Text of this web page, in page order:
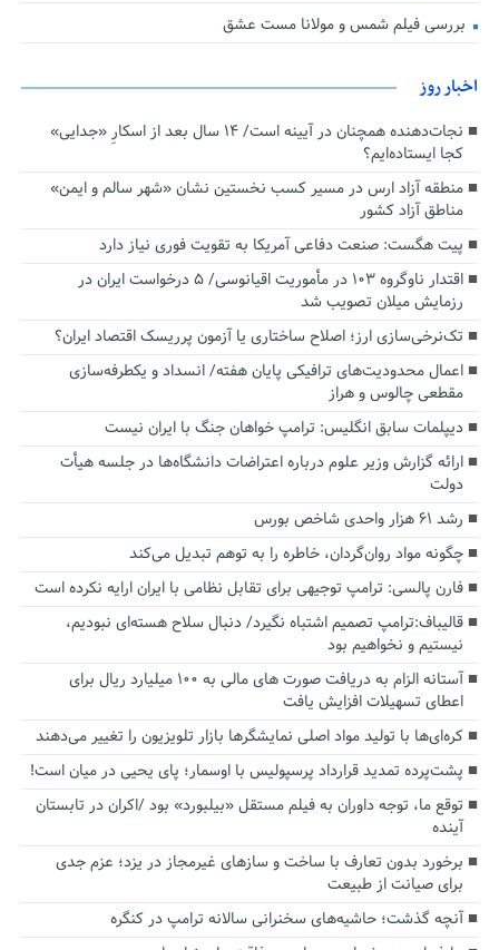
بررسی فیلم شمس و مولانا مست عشق
اخبار روز
نجات‌دهنده‌ همچنان در آیینه است/ ۱۴ سال بعد از اسکارِ «جدایی»
کجا ایستاده‌ایم؟
منطقه آزاد ارس در مسیر کسب نخستین نشان «شهر سالم و ایمن»
مناطق آزاد کشور
پیت هگست: صنعت دفاعی آمریکا به تقویت فوری نیاز دارد
اقتدار ناوگروه ۱۰۳ در مأموریت‌ اقیانوسی/ ۵ درخواست ایران در
رزمایش میلان تصویب شد
تک‌نرخی‌سازی ارز؛ اصلاح ساختاری یا آزمون پرریسک اقتصاد ایران؟
اعمال محدودیت‌های ترافیکی پایان هفته/ انسداد و یکطرفه‌سازی
مقطعی چالوس و هراز
دیپلمات سابق انگلیس:‌ ترامپ خواهان جنگ با ایران نیست
ارائه گزارش وزیر علوم درباره اعتراضات دانشگاه‌ها در جلسه هیأت
دولت
رشد ۶۱ هزار واحدی شاخص بورس
چگونه مواد روان‌گردان، خاطره را به توهم تبدیل می‌کند
فارن پالسی: ترامپ توجیهی برای تقابل نظامی با ایران ارایه نکرده است
قالیباف:ترامپ تصمیم اشتباه نگیرد/ دنبال سلاح هسته‌ای نبودیم،
نیستیم و نخواهیم بود
آستانه الزام به دریافت صورت های مالی به ۱۰۰ میلیارد ریال برای
اعطای تسهیلات افزایش یافت
کره‌ای‌ها با تولید مواد اصلی نمایشگرها بازار تلویزیون را تغییر می‌دهند
پشت‌پرده تمدید قرارداد پرسپولیس با اوسمار؛ پای یحیی در میان است!
توقع ما، توجه داوران به فیلم مستقل «بیلبورد» بود /اکران در تابستان
آینده
برخورد بدون تعارف با ساخت‌ و سازهای غیرمجاز در یزد؛ عزم جدی
برای صیانت از طبیعت
آنچه گذشت؛ حاشیه‌های سخنرانی سالانه ترامپ در کنگره